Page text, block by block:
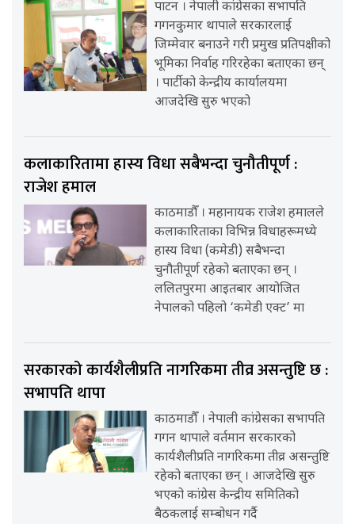
पाटन । नेपाली कांग्रेसका सभापति
गगनकुमार थापाले सरकारलाई
जिम्मेवार बनाउने गरी प्रमुख प्रतिपक्षीको
भूमिका निर्वाह गरिरहेका बताएका छन्
। पार्टीको केन्द्रीय कार्यालयमा
आजदेखि सुरु भएको
कलाकारितामा हास्य विधा सबैभन्दा चुनौतीपूर्ण :
राजेश हमाल
काठमाडौँ । महानायक राजेश हमालले
कलाकारिताका विभिन्न विधाहरूमध्ये
हास्य विधा (कमेडी) सबैभन्दा
चुनौतीपूर्ण रहेको बताएका छन् ।
ललितपुरमा आइतबार आयोजित
नेपालको पहिलो ‘कमेडी एक्ट’ मा
सरकारको कार्यशैलीप्रति नागरिकमा तीव्र असन्तुष्टि छ :
सभापति थापा
काठमाडौँ । नेपाली कांग्रेसका सभापति
गगन थापाले वर्तमान सरकारको
कार्यशैलीप्रति नागरिकमा तीव्र असन्तुष्टि
रहेको बताएका छन् । आजदेखि सुरु
भएको कांग्रेस केन्द्रीय समितिको
बैठकलाई सम्बोधन गर्दै